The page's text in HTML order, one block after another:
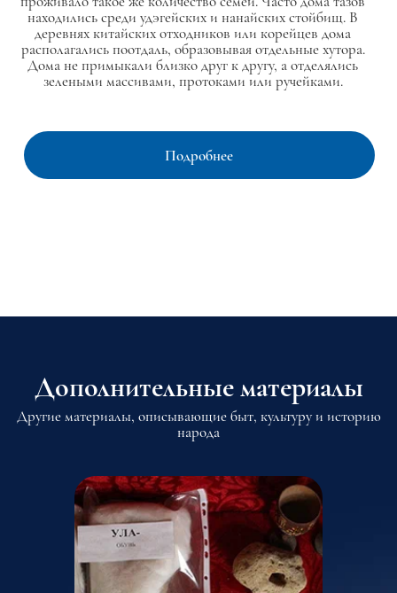
находились среди удэгейских и нанайских стойбищ. В
деревнях китайских отходников или корейцев дома
располагались поотдаль, образовывая отдельные хутора.
Дома не примыкали близко друг к другу, а отделялись
зелеными массивами, протоками или ручейками.
Подробнее
Дополнительные материалы
Другие материалы, описывающие быт, культуру и историю
народа